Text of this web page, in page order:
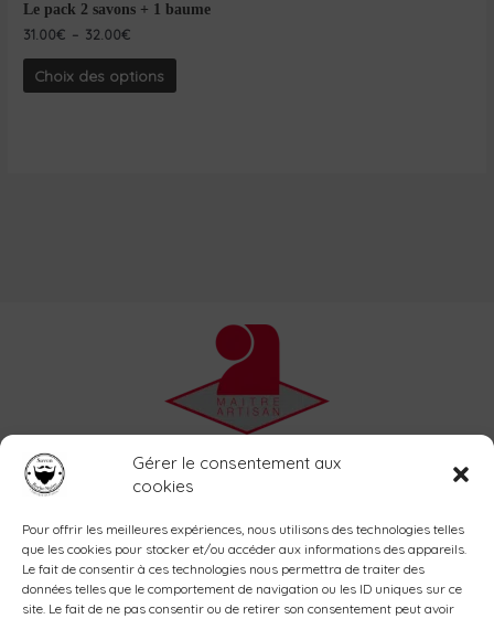
Gérer le consentement aux
cookies
Pour offrir les meilleures expériences, nous utilisons des technologies telles
que les cookies pour stocker et/ou accéder aux informations des appareils.
Le fait de consentir à ces technologies nous permettra de traiter des
données telles que le comportement de navigation ou les ID uniques sur ce
site. Le fait de ne pas consentir ou de retirer son consentement peut avoir
Le pack 2 savons + 1 baume
31.00€ – 32.00€
Choix des options
Accueil
Shop
Blog
Contact
Mon compte